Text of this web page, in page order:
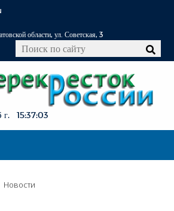
области, ул. Советская, 3
г. 15:37:03
Новости